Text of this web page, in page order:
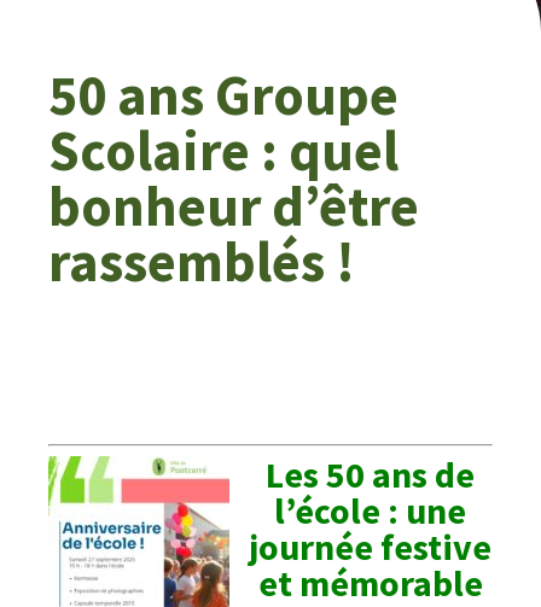
50 ans Groupe
Scolaire : quel
bonheur d’être
rassemblés !
Les 50 ans de
l’école : une
journée festive
et mémorable